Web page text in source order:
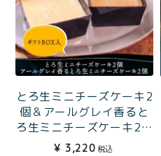
とろ生ミニチーズケーキ2
個＆アールグレイ香ると
ろ生ミニチーズケーキ2個
セットギフトBOX入
¥ 3,220 税込